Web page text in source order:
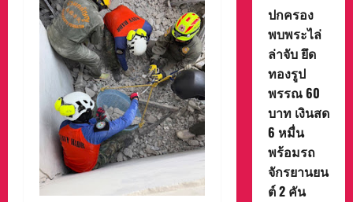
ปกครอง
พบพระไล่
ล่าจับ ยึด
ทองรูป
พรรณ 60
บาท เงินสด
6 หมื่น
พร้อมรถ
จักรยานยน
ต์ 2 คัน